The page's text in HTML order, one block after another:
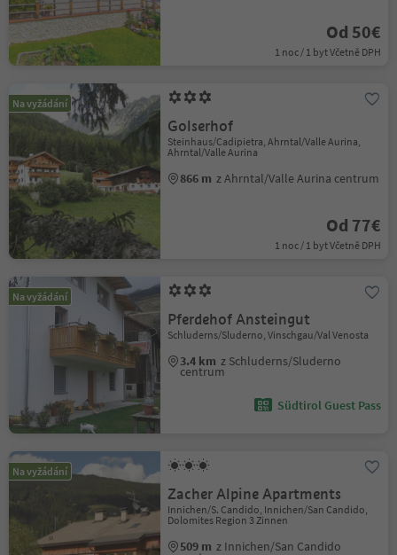
Od 50€
1 noc / 1 byt Včetně DPH
Na vyžádání
Golserhof
Steinhaus/Cadipietra, Ahrntal/Valle Aurina,
Ahrntal/Valle Aurina
866 m z Ahrntal/Valle Aurina centrum
Od 77€
1 noc / 1 byt Včetně DPH
Na vyžádání
Pferdehof Ansteingut
Schluderns/Sluderno, Vinschgau/Val Venosta
3.4 km z Schluderns/Sluderno
centrum
Südtirol Guest Pass
Na vyžádání
Zacher Alpine Apartments
Innichen/S. Candido, Innichen/San Candido,
Dolomites Region 3 Zinnen
509 m z Innichen/San Candido